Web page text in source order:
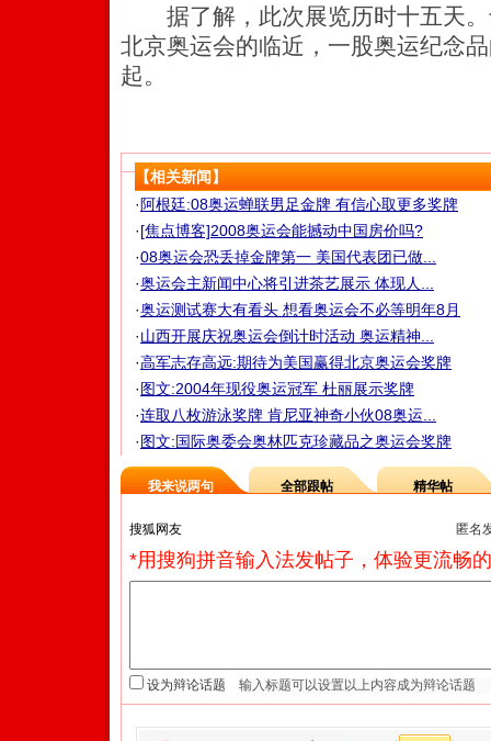
据了解，此次展览历时十五天。
北京奥运会的临近，一股奥运纪念
起。
【相关新闻】
· 阿根廷:08奥运蝉联男足金牌 有信心取更多奖牌
·[焦点博客]2008奥运会能撼动中国房价吗?
·08奥运会恐丢掉金牌第一 美国代表团已做...
·奥运会主新闻中心将引进茶艺展示 体现人...
·奥运测试赛大有看头 想看奥运会不必等明年8月
·山西开展庆祝奥运会倒计时活动 奥运精神...
·高军志存高远:期待为美国赢得北京奥运会奖牌
·图文:2004年现役奥运冠军 杜丽展示奖牌
·连取八枚游泳奖牌 肯尼亚神奇小伙08奥运...
·图文:国际奥委会奥林匹克珍藏品之奥运会奖牌
我来说两句 全部跟帖 精华帖
匿名
*用搜狗拼音输入法发帖子，体验更流畅
设为辩论话题